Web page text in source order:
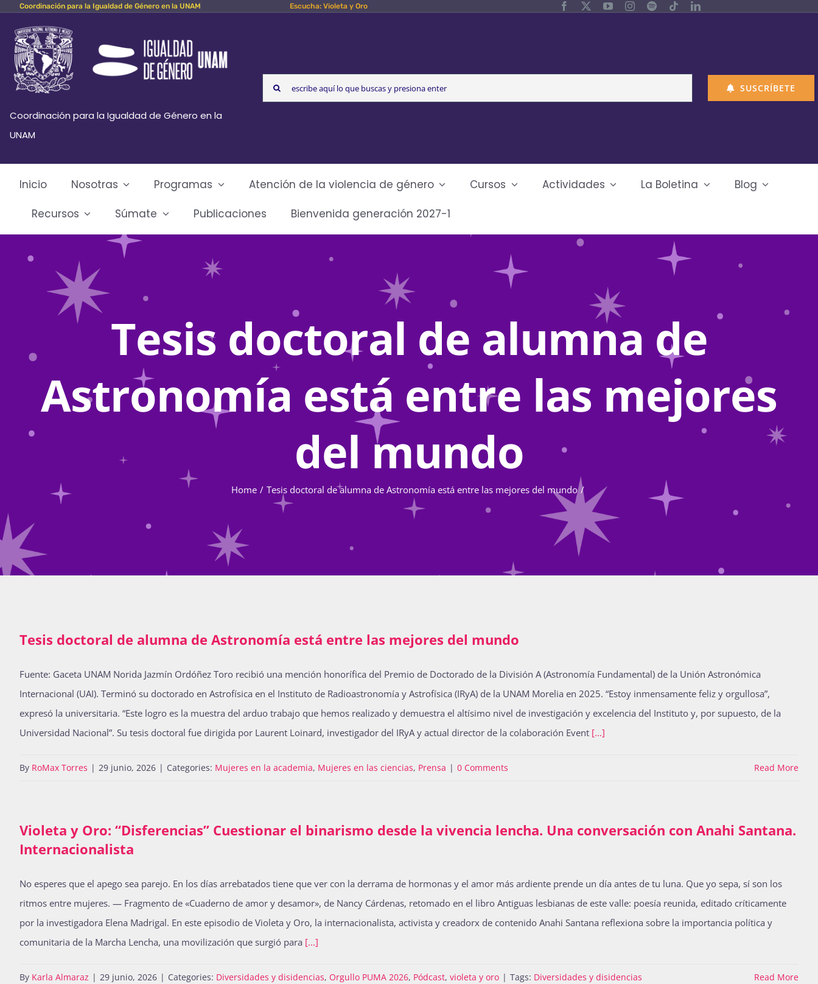
Skip
content
Coordinación para la Igualdad de Género en la UNAM Escucha: Violeta y Oro
Coordinación para la Igualdad de Género en la
UNAM
Search
for:
SUSCRÍBETE
Inicio Nosotras Programas Atención de la violencia de género Cursos Actividades La Boletina
Blog
Recursos
Súmate Publicaciones Bienvenida generación 2027-1
Tesis doctoral de alumna de
Astronomía está entre las mejores
del mundo
Home Tesis doctoral de alumna de Astronomía está entre las mejores del mundo
Tesis doctoral de alumna de Astronomía está entre las mejores del mundo
Fuente: Gaceta UNAM Norida Jazmín Ordóñez Toro recibió una mención honorífica del Premio de Doctorado de la División A (Astronomía Fundamental) de la Unión Astronómica
Internacional (UAI). Terminó su doctorado en Astrofísica en el Instituto de Radioastronomía y Astrofísica (IRyA) de la UNAM Morelia en 2025. “Estoy inmensamente feliz y orgullosa”,
expresó la universitaria. “Este logro es la muestra del arduo trabajo que hemos realizado y demuestra el altísimo nivel de investigación y excelencia del Instituto y, por supuesto, de la
Universidad Nacional”. Su tesis doctoral fue dirigida por Laurent Loinard, investigador del IRyA y actual director de la colaboración Event [...]
By RoMax Torres | 29 junio, 2026 | Categories: Mujeres en la academia, Mujeres en las ciencias, Prensa | 0 Comments Read More
Violeta y Oro: “Disferencias” Cuestionar el binarismo desde la vivencia lencha. Una conversación con Anahi Santana.
Internacionalista
No esperes que el apego sea parejo. En los días arrebatados tiene que ver con la derrama de hormonas y el amor más ardiente prende un día antes de tu luna. Que yo sepa, sí son los
ritmos entre mujeres. — Fragmento de «Cuaderno de amor y desamor», de Nancy Cárdenas, retomado en el libro Antiguas lesbianas de este valle: poesía reunida, editado críticamente
por la investigadora Elena Madrigal. En este episodio de Violeta y Oro, la internacionalista, activista y creadorx de contenido Anahi Santana reflexiona sobre la importancia política y
comunitaria de la Marcha Lencha, una movilización que surgió para [...]
By Karla Almaraz | 29 junio, 2026 | Categories: Diversidades y disidencias, Orgullo PUMA 2026, Pódcast, violeta y oro | Tags: Diversidades y disidencias
Read More